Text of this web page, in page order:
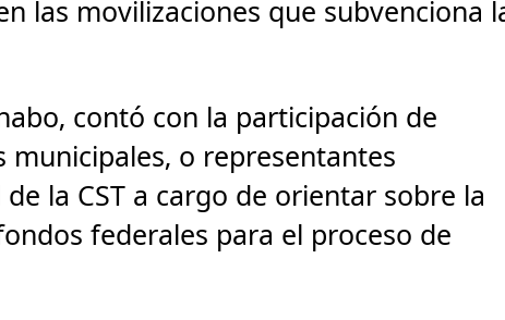
las movilizaciones que subvenciona
contó con la participación de
o representantes
la CST a cargo de orientar sobre la
federales para el proceso de